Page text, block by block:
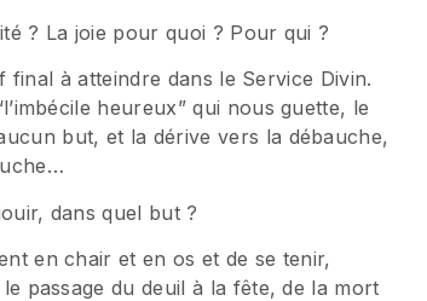
? La joie pour quoi ? Pour qui ?
à atteindre dans le Service Divin.
heureux” qui nous guette, le
but, et la dérive vers la débauche,
dans quel but ?
en chair et en os et de se tenir,
passage du deuil à la fête, de la mort